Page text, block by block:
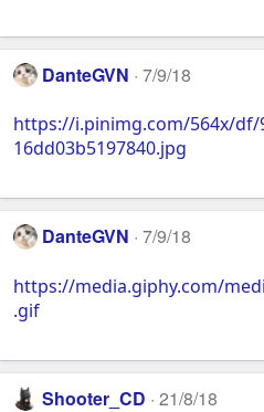
DanteGVN 7/9/18
https://i.pinimg.com/564x/
16dd03b5197840.jpg
DanteGVN 7/9/18
https://media.giphy.com/
.gif
Shooter_CD 21/8/18